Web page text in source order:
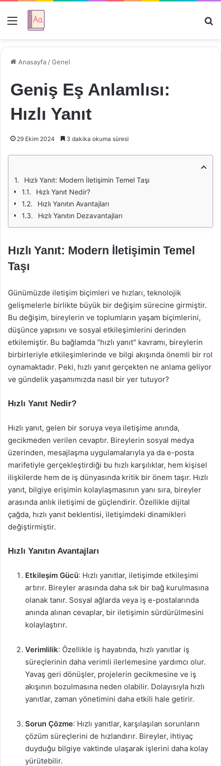
Menü
Anasayfa /Genel
Geniş Eş Anlamlısı:
Hızlı Yanıt
29 Ekim 2024 3 dakika okuma süresi
Hızlı Yanıt: Modern İletişimin Temel Taşı
Hızlı Yanıt Nedir?
Hızlı Yanıtın Avantajları
Hızlı Yanıtın Dezavantajları
Hızlı Yanıt: Modern İletişimin Temel
Taşı
Günümüzde iletişim biçimleri ve hızları, teknolojik
gelişmelerle birlikte büyük bir değişim sürecine girmiştir.
Bu değişim, bireylerin ve toplumların yaşam biçimlerini,
düşünce yapısını ve sosyal etkileşimlerini derinden
etkilemiştir. Bu bağlamda "hızlı yanıt" kavramı, bireylerin
birbirleriyle etkileşimlerinde ve bilgi akışında önemli bir rol
oynamaktadır. Peki, hızlı yanıt gerçekten ne anlama geliyor
ve gündelik yaşamımızda nasıl bir yer tutuyor?
Hızlı Yanıt Nedir?
Hızlı yanıt, gelen bir soruya veya iletişime anında,
gecikmeden verilen cevaptır. Bireylerin sosyal medya
üzerinden, mesajlaşma uygulamalarıyla ya da e-posta
marifetiyle gerçekleştirdiği bu hızlı karşılıklar, hem kişisel
ilişkilerde hem de iş dünyasında kritik bir önem taşır. Hızlı
yanıt, bilgiye erişimin kolaylaşmasının yanı sıra, bireyler
arasında anlık iletişimi de güçlendirir. Özellikle dijital
çağda, hızlı yanıt beklentisi, iletişimdeki dinamikleri
değiştirmiştir.
Hızlı Yanıtın Avantajları
Etkileşim Gücü: Hızlı yanıtlar, iletişimde etkileşimi
artırır. Bireyler arasında daha sık bir bağ kurulmasına
olanak tanır. Sosyal ağlarda veya iş e-postalarında
anında alınan cevaplar, bir iletişimin sürdürülmesini
kolaylaştırır.
Verimlilik: Özellikle iş hayatında, hızlı yanıtlar iş
süreçlerinin daha verimli ilerlemesine yardımcı olur.
Yavaş geri dönüşler, projelerin gecikmesine ve iş
akışının bozulmasına neden olabilir. Dolayısıyla hızlı
yanıtlar, zaman yönetimini daha etkili hale getirir.
Sorun Çözme: Hızlı yanıtlar, karşılaşılan sorunların
çözüm süreçlerini de hızlandırır. Bireyler, ihtiyaç
duyduğu bilgiye vaktinde ulaşarak işlerini daha kolay
yürütebilir.